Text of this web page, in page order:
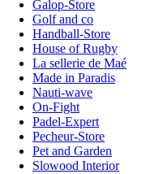
Galop-Store
Golf and co
Handball-Store
House of Rugby
La sellerie de Maé
Made in Paradis
Nauti-wave
On-Fight
Padel-Expert
Pecheur-Store
Pet and Garden
Slowood Interior